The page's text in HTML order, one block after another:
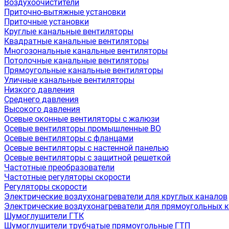
Воздухоочистители
Приточно-вытяжные установки
Приточные установки
Круглые канальные вентиляторы
Квадратные канальные вентиляторы
Многозональные канальные вентиляторы
Потолочные канальные вентиляторы
Прямоугольные канальные вентиляторы
Уличные канальные вентиляторы
Низкого давления
Среднего давления
Высокого давления
Осевые оконные вентиляторы с жалюзи
Осевые вентиляторы промышленные ВО
Осевые вентиляторы с фланцами
Осевые вентиляторы с настенной панелью
Осевые вентиляторы с защитной решеткой
Частотные преобразователи
Частотные регуляторы скорости
Регуляторы скорости
Электрические воздухонагреватели для круглых каналов
Электрические воздухонагреватели для прямоугольных
Шумоглушители ГТК
Шумоглушители трубчатые прямоугольные ГТП